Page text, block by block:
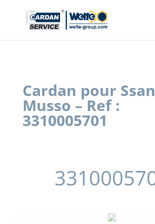
Cardan pour
Musso – Ref :
3310005701